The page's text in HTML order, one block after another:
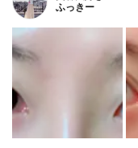
ふっきー